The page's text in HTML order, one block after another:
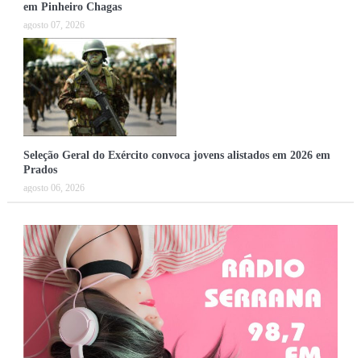
em Pinheiro Chagas
agosto 07, 2026
Seleção Geral do Exército convoca jovens alistados em 2026 em
Prados
agosto 06, 2026